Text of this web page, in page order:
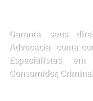
Garanta seus
Advocacia conta
Especialistas
Consumidor,